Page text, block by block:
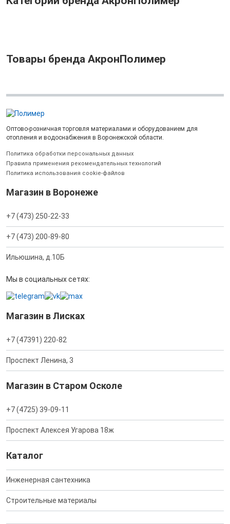
Товары бренда АкронПолимер
Оптово-розничная торговля материалами и оборудованием для
отопления и водоснабжения в Воронежской области.
Политика обработки персональных данных
Правила применения рекомендательных технологий
Политика использования cookie-файлов
Магазин в Воронеже
+7 (473) 250-22-33
+7 (473) 200-89-80
Ильюшина, д.10Б
Мы в социальных сетях:
Магазин в Лисках
+7 (47391) 220-82
Проспект Ленина, 3
Магазин в Старом Осколе
+7 (4725) 39-09-11
Проспект Алексея Угарова 18ж
Каталог
Инженерная сантехника
Строительные материалы